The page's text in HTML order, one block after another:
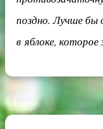
поздно. Лучше бы
в яблоке,